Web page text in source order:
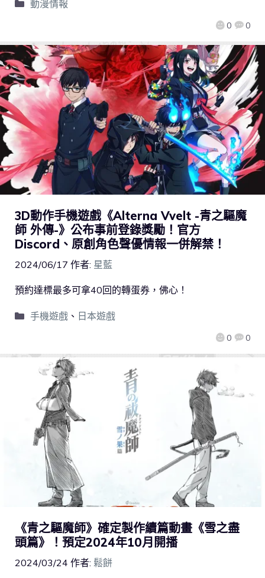
0 0
動漫情報
3D動作手機遊戲《Alterna Vvelt -青之驅魔
師 外傳-》公布事前登錄獎勵！官方
Discord、原創角色聲優情報一併解禁！
2024/06/17 作者: 星藍
0 0
預約達標最多可拿40回的轉蛋券，佛心！
手機遊戲、 日本遊戲
《青之驅魔師》確定製作續篇動畫《雪之盡
頭篇》！預定2024年10月開播
2024/03/24 作者: 鬆餅